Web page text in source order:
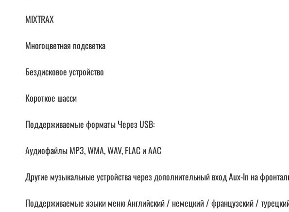
MIXTRAX
Многоцветная подсветка
Бездисковое устройство
Короткое шасси
Поддерживаемые форматы Через USB:
Аудиофайлы MP3, WMA, WAV, FLAC и AAC
Другие музыкальные устройства через дополнительный вход Aux-In на
Поддерживаемые языки меню Английский / немецкий / французский /